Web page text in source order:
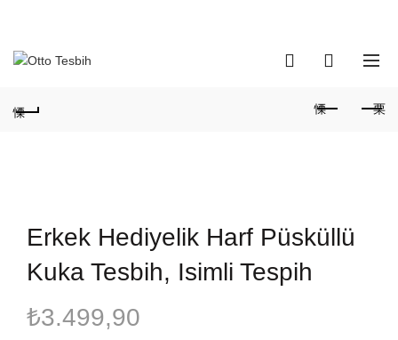
Erkek Hediyelik Harf Püsküllü
Kuka Tesbih, Isimli Tespih
₺3.499,90